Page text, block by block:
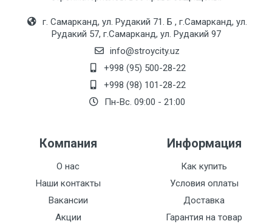
г. Самарканд, ул. Рудакий 71. Б , г.Самарканд, ул.
Рудакий 57, г.Самарканд, ул. Рудакий 97
info@stroycity.uz
+998 (95) 500-28-22
+998 (98) 101-28-22
Пн-Вс. 09:00 - 21:00
Компания
О нас
Наши контакты
Вакансии
Акции
Информация
Как купить
Условия оплаты
Доставка
Гарантия на товар